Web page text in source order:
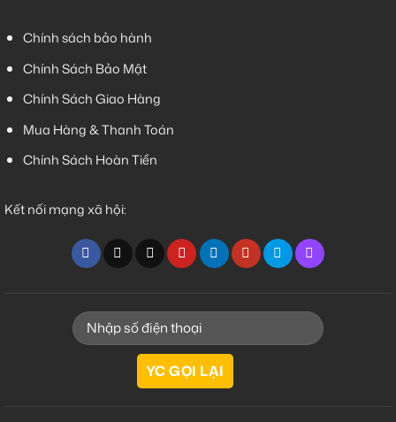
Chính sách bảo hành
Chính Sách Bảo Mật
Chính Sách Giao Hàng
Mua Hàng & Thanh Toán
Chính Sách Hoàn Tiền
Kết nối mạng xã hội: